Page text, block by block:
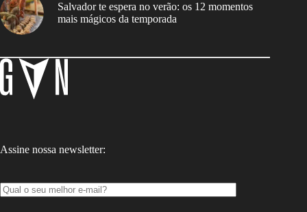
Salvador te espera no verão: os 12 momentos
mais mágicos da temporada
Assine nossa newsletter: